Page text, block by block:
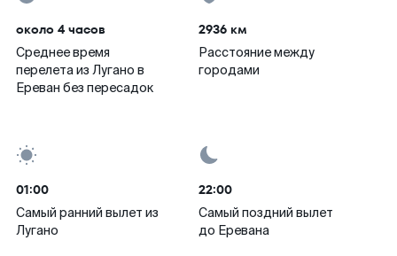
около 4 часов
Среднее время
перелета из Лугано в
Ереван без пересадок
2936 км
Расстояние между
городами
01:00
Самый ранний вылет из
Лугано
22:00
Самый поздний вылет
до Еревана